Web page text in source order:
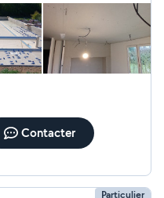
Contacter
Particulier